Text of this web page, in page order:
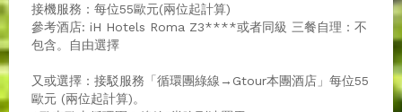
接機服務：每位55歐元(兩位起計算)
參考酒店: iH Hotels Roma Z3****或者同級 三餐自理：不
包含。自由選擇
又或選擇：接駁服務「循環團綠線→Gtour本團酒店」每位55
歐元 (兩位起計算)。